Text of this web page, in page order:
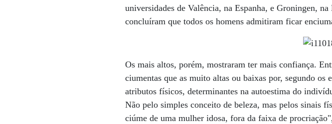
universidades de Valência, na Espanha, e Groningen,
concluíram que todos os homens admitiram ficar
Os mais altos, porém, mostraram ter mais confiança.
ciumentas que as muito altas ou baixas por, segundo
atributos físicos, determinantes na autoestima do
Não pelo simples conceito de beleza, mas pelos sinais
ciúme de uma mulher idosa, fora da faixa de